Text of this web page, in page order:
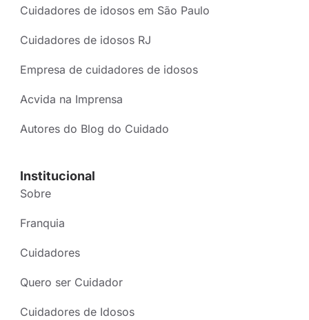
Cuidadores de idosos em São Paulo
Cuidadores de idosos RJ
Empresa de cuidadores de idosos
Acvida na Imprensa
Autores do Blog do Cuidado
Institucional
Sobre
Franquia
Cuidadores
Quero ser Cuidador
Cuidadores de Idosos